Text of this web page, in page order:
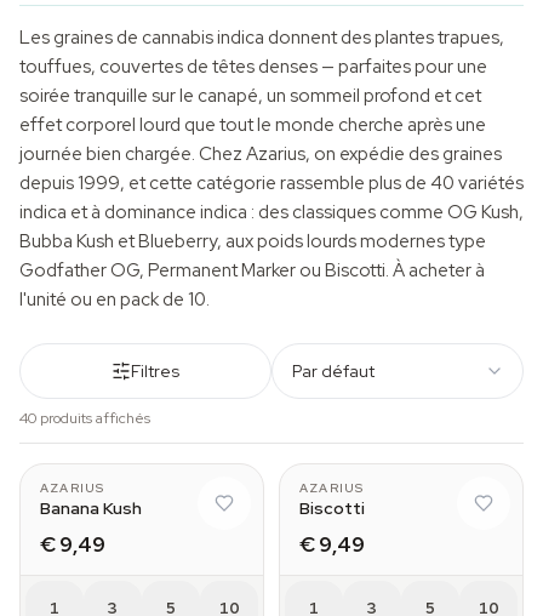
Les graines de cannabisindica donnent des plantes trapues,
touffues, couvertes de têtes denses — parfaites pour une
soirée tranquille sur le canapé, un sommeil profond et cet
effet corporel lourd que tout le monde cherche après une
journée bien chargée. Chez Azarius, on expédie des graines
depuis 1999, et cette catégorie rassemble plus de 40 variétés
indica et à dominance indica : des classiques comme OG Kush,
Bubba Kush et Blueberry, aux poids lourds modernes type
Godfather OG, Permanent Marker ou Biscotti. À acheter à
l'unité ou en pack de 10.
Filtres Par défaut
40 produits affichés
AZARIUS
Banana Kush
€ 9,49
1 3 5 10
AZARIUS
Biscotti
€ 9,49
1 3 5 10